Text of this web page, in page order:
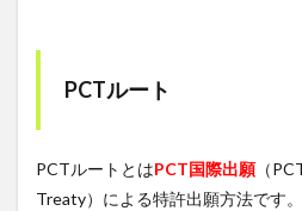
PCTルート
PCTルートとはPCT国際出願（
Treaty）による特許出願方法です